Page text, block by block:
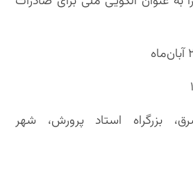
بزرگراه استاد پرورش، شهر